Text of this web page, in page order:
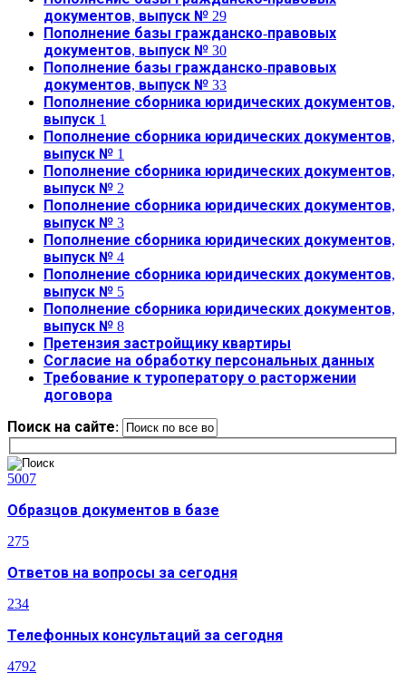
документов, выпуск № 29
Пополнение базы гражданско-правовых
документов, выпуск № 30
Пополнение базы гражданско-правовых
документов, выпуск № 33
Пополнение сборника юридических документов,
выпуск 1
Пополнение сборника юридических документов,
выпуск № 1
Пополнение сборника юридических документов,
выпуск № 2
Пополнение сборника юридических документов,
выпуск № 3
Пополнение сборника юридических документов,
выпуск № 4
Пополнение сборника юридических документов,
выпуск № 5
Пополнение сборника юридических документов,
выпуск № 8
Претензия застройщику квартиры
Согласие на обработку персональных данных
Требование к туроператору о расторжении
договора
Поиск на сайте:
5007
Образцов документов в базе
275
Ответов на вопросы за сегодня
234
Телефонных консультаций за сегодня
4792